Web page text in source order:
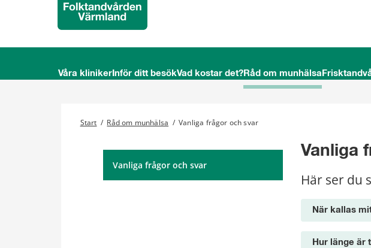
Våra klinikerInför ditt besökVad kostar det?Råd om munhälsa
Start / Råd om munhälsa / Vanliga frågor och svar
Vanliga frågor och svar
Vanliga
Här ser du
När kallas
Hur länge är